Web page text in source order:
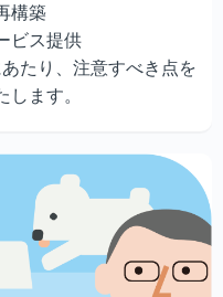
構築
ビス提供
たり、注意すべき点を
します。